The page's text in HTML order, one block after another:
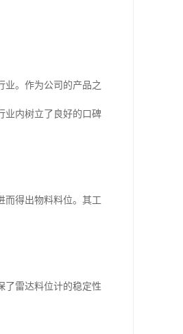
业。作为公司的产品之
业内树立了良好的口碑
而得出物料料位。其工
了雷达料位计的稳定性